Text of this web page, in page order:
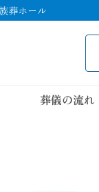
葬ホール
葬儀の流れ